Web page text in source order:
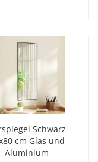
Schwarz
cm Glas und
Aluminium